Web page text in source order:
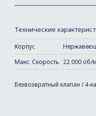
Технические
Корпус
Макс. Скорость 22 000 об/
Безвозвратный клапан / 4-